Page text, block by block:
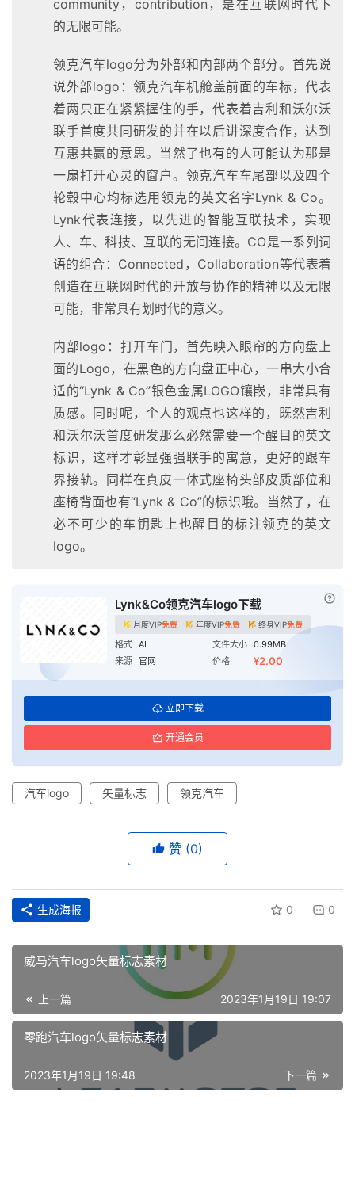
首
页
资
讯
空
间
术
工
业
素
登录 注册
community，contribution，是在互联网时代下
的无限可能。
领克汽车logo分为外部和内部两个部分。首先说
说外部logo：领克汽车机舱盖前面的车标，代表
着两只正在紧紧握住的手，代表着吉利和沃尔沃
联手首度共同研发的并在以后讲深度合作，达到
互惠共赢的意思。当然了也有的人可能认为那是
一扇打开心灵的窗户。领克汽车车尾部以及四个
轮毂中心均标选用领克的英文名字Lynk & Co。
Lynk代表连接，以先进的智能互联技术，实现
人、车、科技、互联的无间连接。CO是一系列词
语的组合：Connected，Collaboration等代表着
创造在互联网时代的开放与协作的精神以及无限
可能，非常具有划时代的意义。
内部logo：打开车门，首先映入眼帘的方向盘上
面的Logo，在黑色的方向盘正中心，一串大小合
适的“Lynk & Co”银色金属LOGO镶嵌，非常具有
质感。同时呢，个人的观点也这样的，既然吉利
和沃尔沃首度研发那么必然需要一个醒目的英文
标识，这样才彰显强强联手的寓意，更好的跟车
界接轨。同样在真皮一体式座椅头部皮质部位和
座椅背面也有“Lynk & Co”的标识哦。当然了，在
必不可少的车钥匙上也醒目的标注领克的英文
logo。
Lynk&Co领克汽车logo下载
月度VIP免费 年度VIP免费 终身VIP免费
格式 AI 文件大小
0.99MB
来源 官网 价格 ¥2.00
立即下载
开通会员
汽车logo 矢量标志 领克汽车
赞 (0)
生成海报 0 0
威马汽车logo矢量标志素材
上一篇 2023年1月19日 19:07
零跑汽车logo矢量标志素材
下一篇
2023年1月19日 19:48